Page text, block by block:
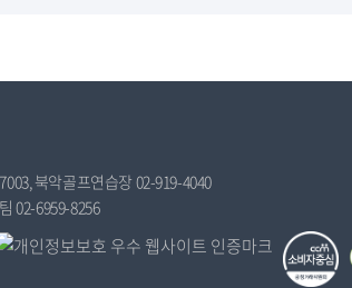
북악골프연습장 02-919-4040
02-6959-8256